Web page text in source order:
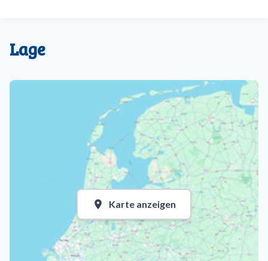
Lage
Karte anzeigen